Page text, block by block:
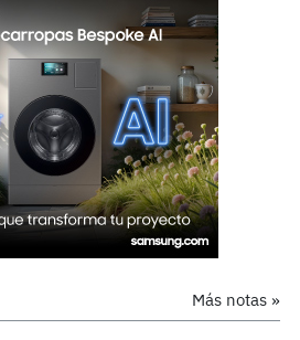
Más notas »